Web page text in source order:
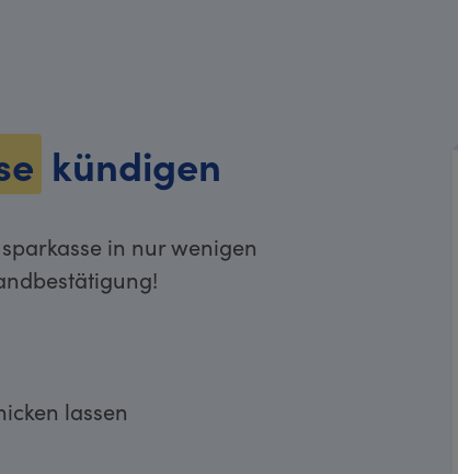
kündigen
in nur wenigen
lassen